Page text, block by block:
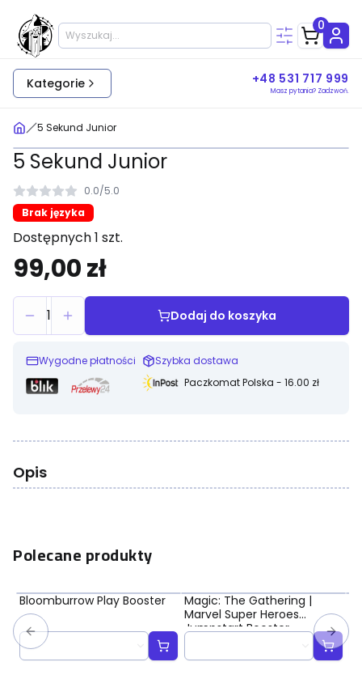
0
Kategorie +48 531 717 999
Masz pytania? Zadzwoń.
5 Sekund Junior
5 Sekund Junior
0.0/5.0
Brak języka
Dostępnych 1 szt.
99,00 zł
1 Dodaj do koszyka
Wygodne płatności
Szybka dostawa
Paczkomat Polska - 16.00 zł
Opis
Polecane produkty
Bloomburrow Play Booster
Magic: The Gathering |
Marvel Super Heroes
Jumpstart Booster